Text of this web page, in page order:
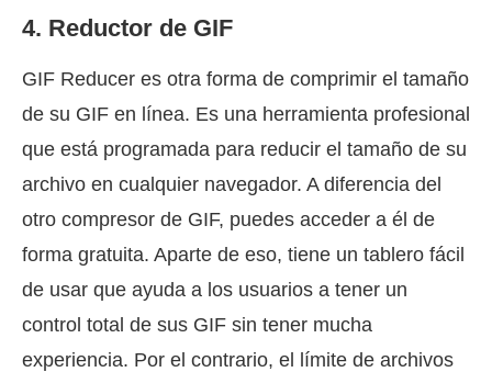
4. Reductor de GIF
GIF Reducer es otra forma de comprimir el tamaño
de su GIF en línea. Es una herramienta profesional
que está programada para reducir el tamaño de su
archivo en cualquier navegador. A diferencia del
otro compresor de GIF, puedes acceder a él de
forma gratuita. Aparte de eso, tiene un tablero fácil
de usar que ayuda a los usuarios a tener un
control total de sus GIF sin tener mucha
experiencia. Por el contrario, el límite de archivos